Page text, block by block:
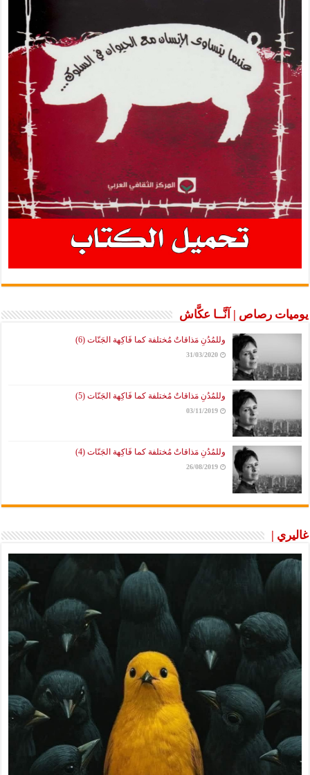
يوميات رصاص | آنَّــا عكَّاش
وللمُدُنِ مَذاقاتٌ مُختلفة كما فَاكِهة الجَنّات (6)
31/03/2020
وللمُدُنِ مَذاقاتٌ مُختلفة كما فَاكِهة الجَنّات (5)
03/11/2019
وللمُدُنِ مَذاقاتٌ مُختلفة كما فَاكِهة الجَنّات (4)
26/08/2019
غاليري |